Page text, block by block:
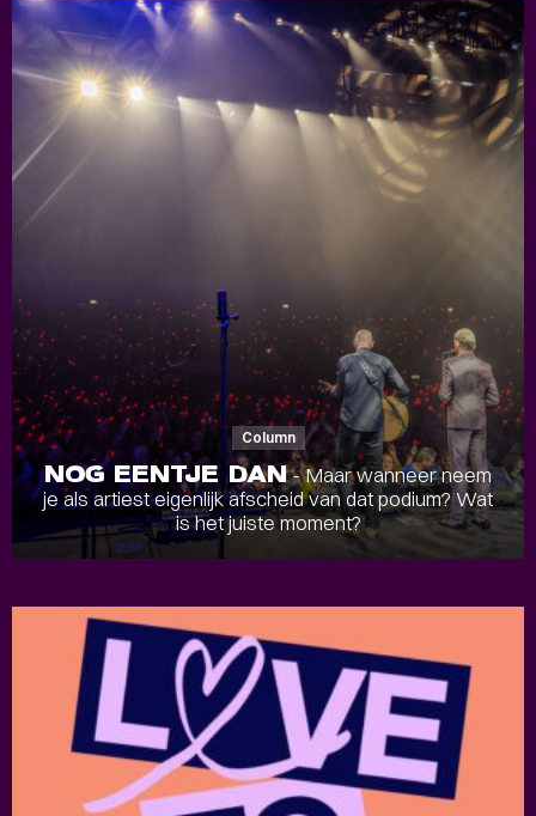
Column
NOG EENTJE DAN- Maar wanneer neem
je als artiest eigenlijk afscheid van dat podium? Wat
is het juiste moment?